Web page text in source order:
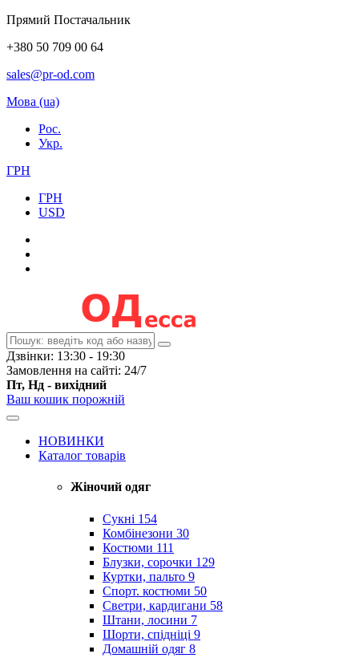
Прямий Постачальник
+380 50 709 00 64
sales@pr-od.com
Мова (ua)
Рос.
Укр.
ГРН
ГРН
USD
Дзвінки: 13:30 - 19:30
Замовлення на сайті: 24/7
Пт, Нд - вихідний
Ваш кошик порожній
НОВИНКИ
Каталог товарів
Жіночий одяг
Сукні 154
Комбінезони 30
Костюми 111
Блузки, сорочки 129
Куртки, пальто 9
Спорт. костюми 50
Светри, кардигани 58
Штани, лосини 7
Шорти, спідніці 9
Домашній одяг 8